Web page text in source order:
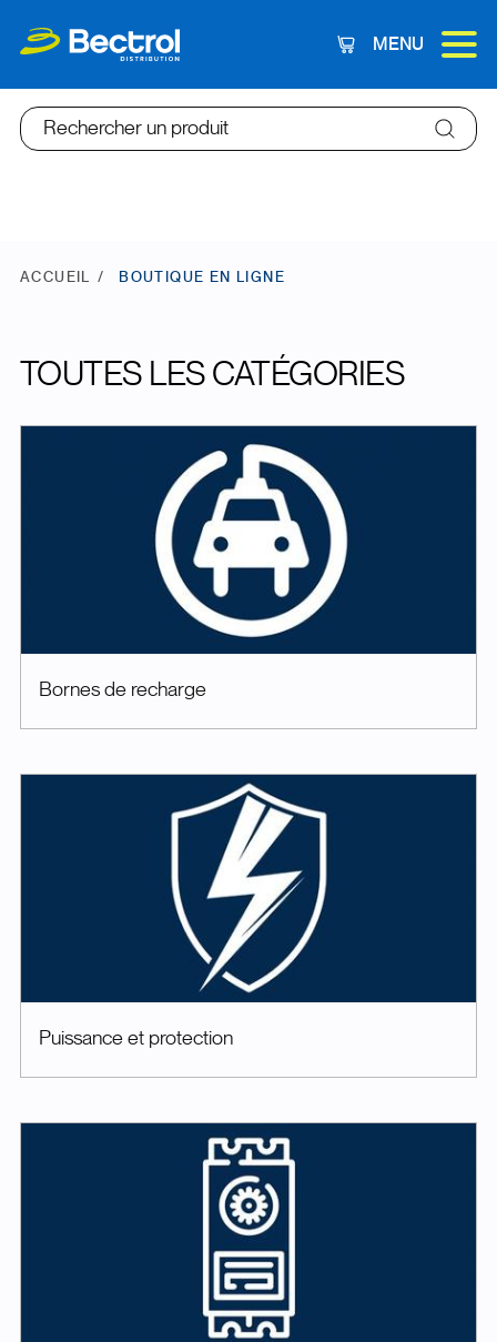
Panier
MENU
Rechercher un produit
ACCUEIL BOUTIQUE EN LIGNE
TOUTES LES CATÉGORIES
Bornes de recharge
Puissance et protection